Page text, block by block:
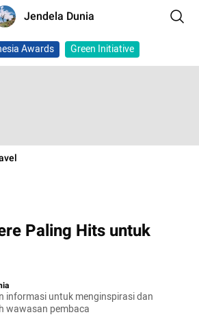
Jendela Dunia
Awards Green Initiative
Paling Hits untuk
informasi untuk menginspirasi dan
wawasan pembaca